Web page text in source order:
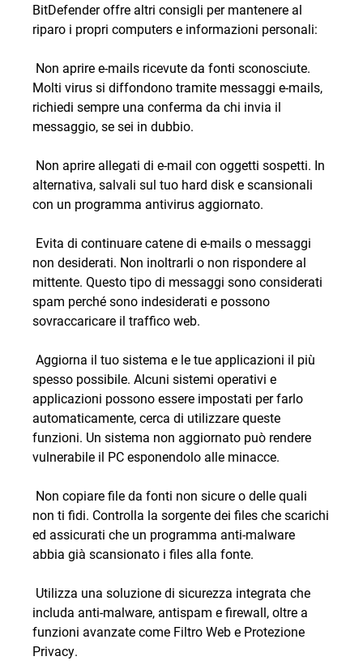
BitDefender offre altri consigli per mantenere al
riparo i propri computers e informazioni personali:
 Non aprire e-mails ricevute da fonti sconosciute.
Molti virus si diffondono tramite messaggi e-mails,
richiedi sempre una conferma da chi invia il
messaggio, se sei in dubbio.
 Non aprire allegati di e-mail con oggetti sospetti. In
alternativa, salvali sul tuo hard disk e scansionali
con un programma antivirus aggiornato.
 Evita di continuare catene di e-mails o messaggi
non desiderati. Non inoltrarli o non rispondere al
mittente. Questo tipo di messaggi sono considerati
spam perché sono indesiderati e possono
sovraccaricare il traffico web.
 Aggiorna il tuo sistema e le tue applicazioni il più
spesso possibile. Alcuni sistemi operativi e
applicazioni possono essere impostati per farlo
automaticamente, cerca di utilizzare queste
funzioni. Un sistema non aggiornato può rendere
vulnerabile il PC esponendolo alle minacce.
 Non copiare file da fonti non sicure o delle quali
non ti fidi. Controlla la sorgente dei files che scarichi
ed assicurati che un programma anti-malware
abbia già scansionato i files alla fonte.
 Utilizza una soluzione di sicurezza integrata che
includa anti-malware, antispam e firewall, oltre a
funzioni avanzate come Filtro Web e Protezione
Privacy.